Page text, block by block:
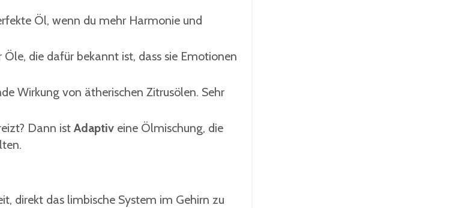
Öl, wenn du mehr Harmonie und
die dafür bekannt ist, dass sie Emotionen
Wirkung von ätherischen Zitrusölen. Sehr
Dann ist Adaptiv eine Ölmischung, die
direkt das limbische System im Gehirn zu